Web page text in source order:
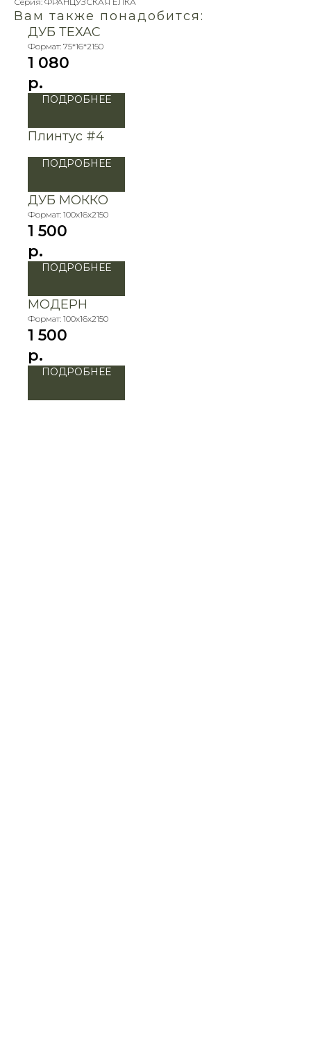
Вам также понадобится:
ДУБ ТЕХАС
Формат: 75*16*2150
1 080
р.
ПОДРОБНЕЕ
Плинтус #4
ПОДРОБНЕЕ
ДУБ МОККО
Формат: 100х16х2150
1 500
р.
ПОДРОБНЕЕ
МОДЕРН
Формат: 100х16х2150
1 500
р.
ПОДРОБНЕЕ